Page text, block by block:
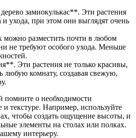
замиокулькас**. Эти растения
и ухода, при этом они выглядят очень
разместить почти в любом
не требуют особого ухода. Меньше
Эти растения не только красивы,
любую комнату, создавая свежую,
помните о необходимости
текстуре. Например, используйте
чтобы создать ощущение высоты, и
элементы на столах или полках.
интерьеру.